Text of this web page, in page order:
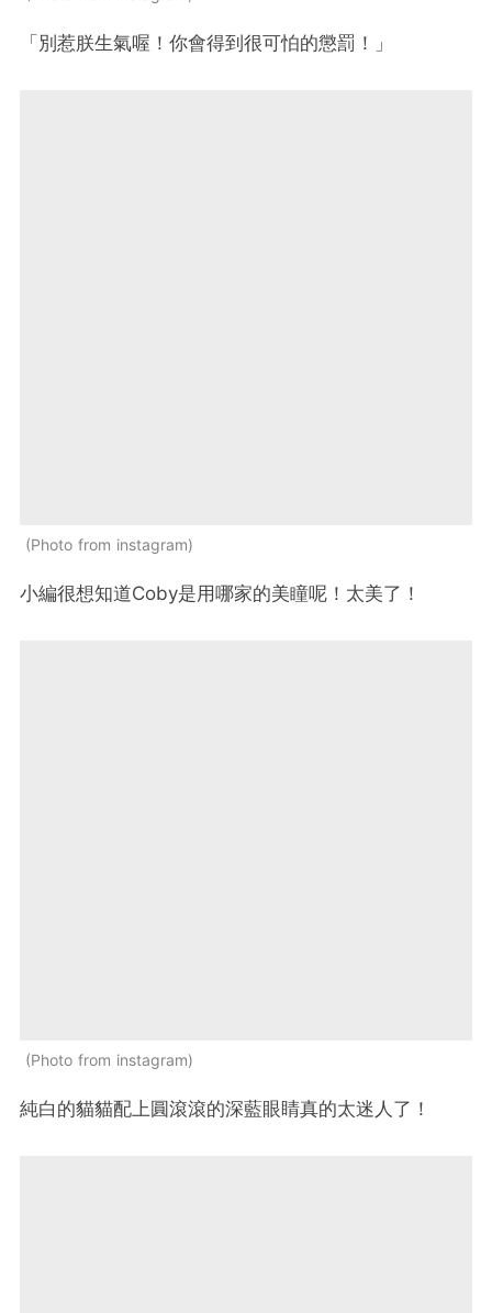
「別惹朕生氣喔！你會得到很可怕的懲罰！」
Photo from instagram
小編很想知道Coby是用哪家的美瞳呢！太美了！
Photo from instagram
純白的貓貓配上圓滾滾的深藍眼睛真的太迷人了！